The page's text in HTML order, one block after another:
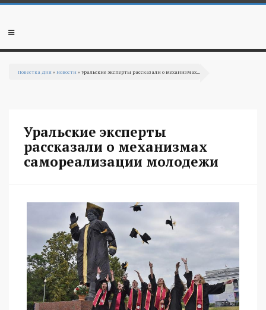
Перейти к основному содержанию
Мобильное
Повестка Дня »Новости » Уральские эксперты рассказали о механизмах...
Уральские эксперты
рассказали о механизмах
самореализации молодежи